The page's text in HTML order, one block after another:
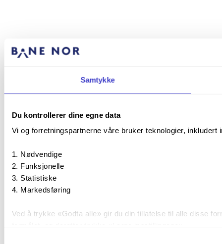
Samtykke
Du kontrollerer dine egne data
Vi og forretningspartnerne våre bruker teknologier,
Nødvendige
Funksjonelle
Statistiske
Markedsføring
Ved å trykke «Godta alle» gir du din tillatelse til alle disse